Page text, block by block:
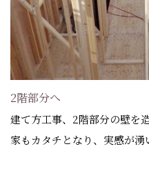
2階部分へ
建て方工事、2階部分の壁を
家もカタチとなり、実感が